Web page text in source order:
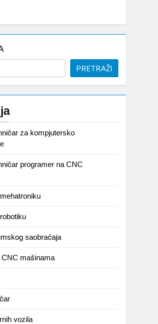
PRETRAŽI
za kompjutersko
programer na CNC
saobraćaja
CNC mašinama
vozila